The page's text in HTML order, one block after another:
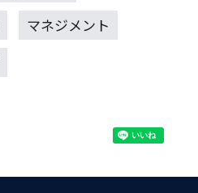
マネジメント